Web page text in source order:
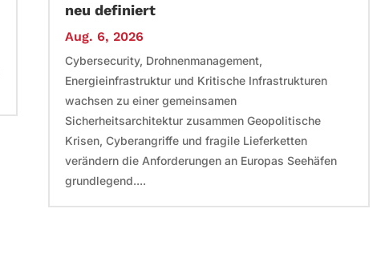
neu definiert
Aug. 6, 2026
Cybersecurity, Drohnenmanagement,
Energieinfrastruktur und Kritische Infrastrukturen
wachsen zu einer gemeinsamen
Sicherheitsarchitektur zusammen Geopolitische
Krisen, Cyberangriffe und fragile Lieferketten
verändern die Anforderungen an Europas Seehäfen
grundlegend....